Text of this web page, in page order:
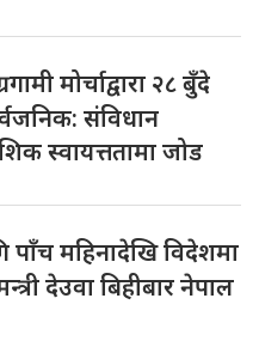
मोर्चाद्वारा २८ बुँदे
संविधान
स्वायत्ततामा जोड
पाँच महिनादेखि विदेशमा
देउवा बिहीबार नेपाल